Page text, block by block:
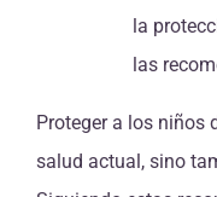
la
las
Proteger a los niños
salud actual, sino